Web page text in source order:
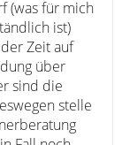
(was für mich
ist)
Zeit auf
über
sind die
stelle